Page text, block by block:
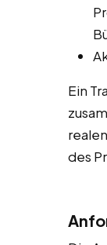
Ein
des